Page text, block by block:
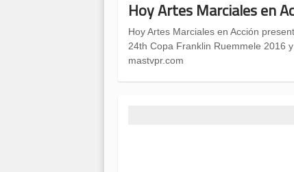
Hoy Artes Marciales en
Hoy Artes Marciales en Acción
24th Copa Franklin Ruemmele 2016
mastvpr.com